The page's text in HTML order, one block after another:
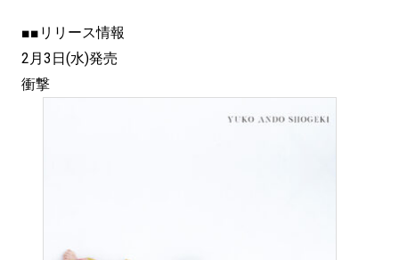
■■リリース情報
2月3日(水)発売
衝撃